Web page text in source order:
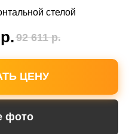
стелой
р. 92 611 р.
ЦЕНУ
фото